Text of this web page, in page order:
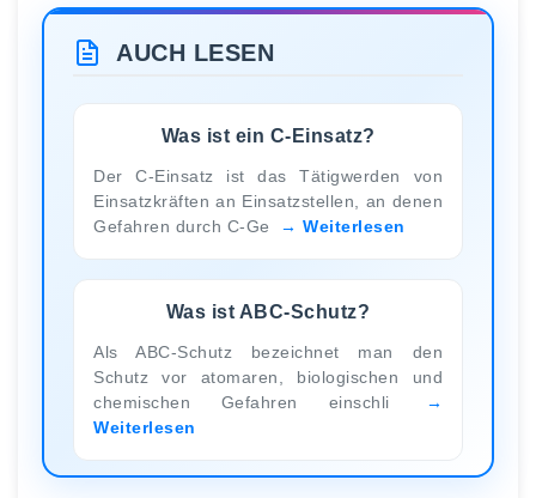
AUCH LESEN
Was ist ein C-Einsatz?
Der C-Einsatz ist das Tätigwerden von
Einsatzkräften an Einsatzstellen, an denen
Gefahren durch C-Ge
Weiterlesen
Was ist ABC-Schutz?
Als ABC-Schutz bezeichnet man den
Schutz vor atomaren, biologischen und
chemischen Gefahren einschli
Weiterlesen